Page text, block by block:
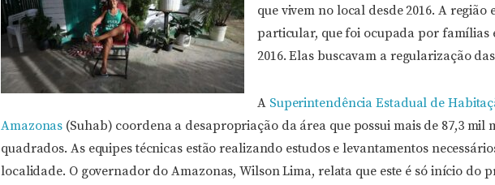
que vivem no local desde 2016. A região
particular, que foi ocupada por famílias
2016. Elas buscavam a regularização
A Superintendência Estadual de
Amazonas (Suhab) coordena a desapropriação da área que possui mais de 87,3 mil
quadrados. As equipes técnicas estão realizando estudos e levantamentos
localidade. O governador do Amazonas, Wilson Lima, relata que este é só início do